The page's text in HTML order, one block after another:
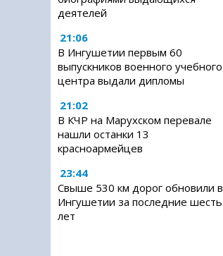
деятелей
21:06
В Ингушетии первым 60
выпускников военного учебного
центра выдали дипломы
21:02
В КЧР на Марухском перевале
нашли останки 13
красноармейцев
23:44
Свыше 530 км дорог обновили в
Ингушетии за последние шесть
лет